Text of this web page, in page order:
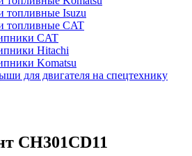
топливные Isuzu
топливные CAT
CAT
Hitachi
Komatsu
для двигателя на спецтехнику
CH301CD11